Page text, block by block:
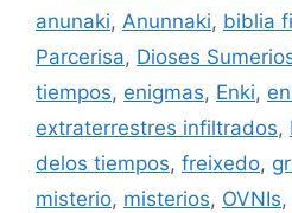
anunaki, Anunnaki, biblia
Parcerisa, Dioses
tiempos, enigmas, Enki,
extraterrestres infiltrados,
delos tiempos, freixedo,
misterio, misterios, OVNIs,